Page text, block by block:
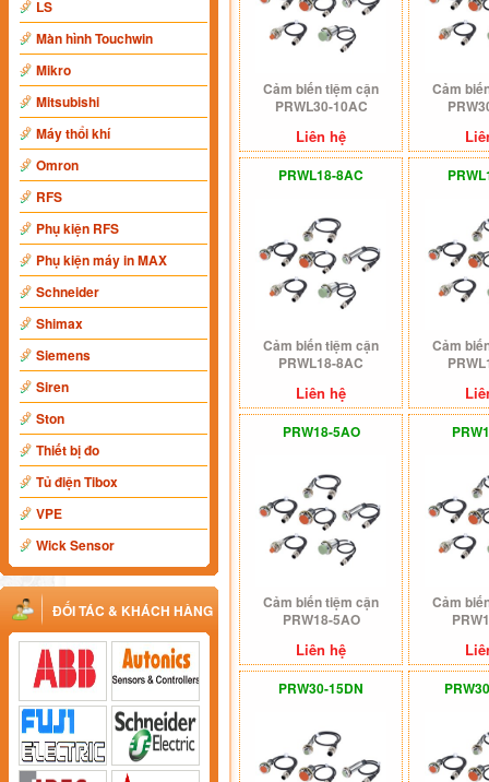
LS
Màn hình Touchwin
Mikro
Mitsubishi
Máy thổi khí
Omron
RFS
Phụ kiện RFS
Phụ kiện máy in MAX
Schneider
Shimax
Siemens
Siren
Ston
Thiết bị đo
Tủ điện Tibox
VPE
Wick Sensor
ĐỐI TÁC & KHÁCH HÀNG
Cảm biến tiệm cận
PRWL30-10AC
Liên hệ
Cảm
PRWL18-8AC
Cảm biến tiệm cận
PRWL18-8AC
Liên hệ
Cảm
PRW18-5AO
Cảm biến tiệm cận
PRW18-5AO
Liên hệ
Cảm
PRW30-15DN